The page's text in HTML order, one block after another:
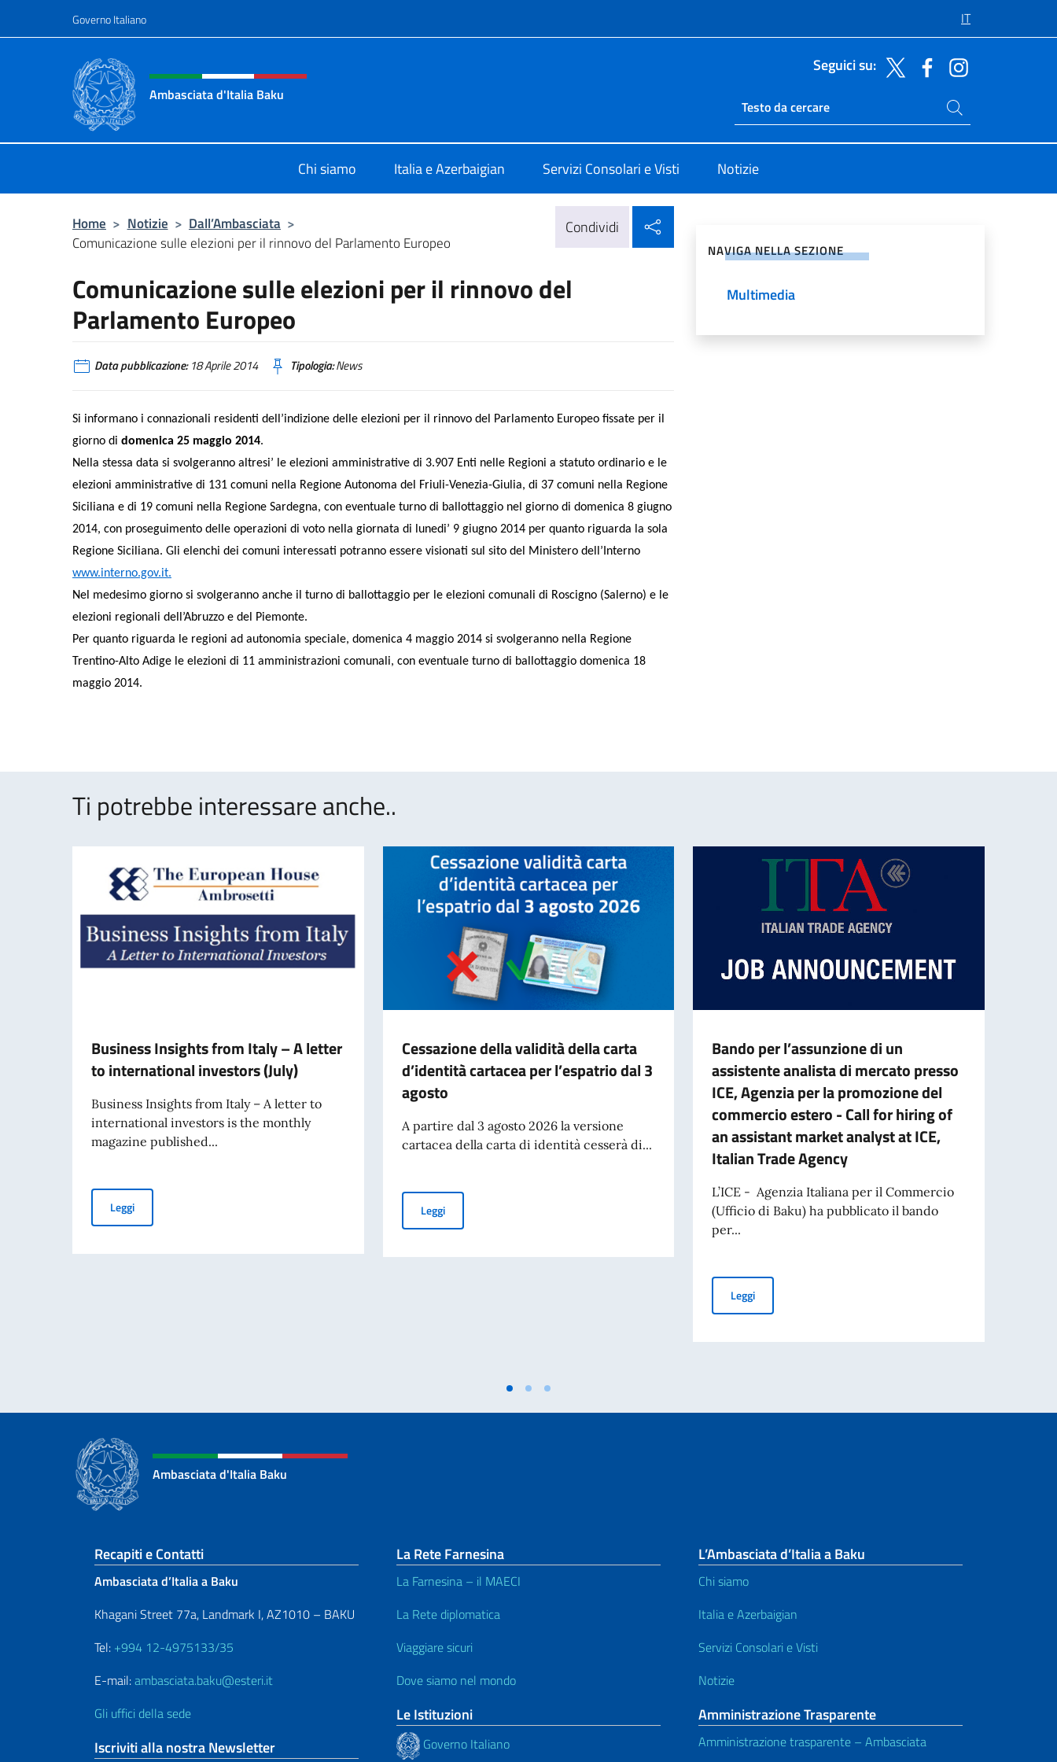
Governo Italiano IT
Intestazione sito, social e menù
Ambasciata d'Italia Baku
Seguici su:
Ricerca sito live
Cerca nel sito
Chi siamo Italia e Azerbaigian Servizi Consolari e Visti Notizie
Home > Notizie > Dall’Ambasciata >
Comunicazione sulle elezioni per il rinnovo del Parlamento Europeo
Condividi
Comunicazione sulle elezioni per il rinnovo del
Parlamento Europeo
Data pubblicazione:18 Aprile 2014 Tipologia:News
Si informano i connazionali residenti dell’indizione delle elezioni per il rinnovo del Parlamento Europeo fissate per il
giorno di domenica 25 maggio 2014.
Nella stessa data si svolgeranno altresi’ le elezioni amministrative di 3.907 Enti nelle Regioni a statuto ordinario e le
elezioni amministrative di 131 comuni nella Regione Autonoma del Friuli-Venezia-Giulia, di 37 comuni nella Regione
Siciliana e di 19 comuni nella Regione Sardegna, con eventuale turno di ballottaggio nel giorno di domenica 8 giugno
2014, con proseguimento delle operazioni di voto nella giornata di lunedi’ 9 giugno 2014 per quanto riguarda la sola
Regione Siciliana. Gli elenchi dei comuni interessati potranno essere visionati sul sito del Ministero dell’Interno
www.interno.gov.it.
Nel medesimo giorno si svolgeranno anche il turno di ballottaggio per le elezioni comunali di Roscigno (Salerno) e le
elezioni regionali dell’Abruzzo e del Piemonte.
Per quanto riguarda le regioni ad autonomia speciale, domenica 4 maggio 2014 si svolgeranno nella Regione
Trentino-Alto Adige le elezioni di 11 amministrazioni comunali, con eventuale turno di ballottaggio domenica 18
maggio 2014.
NAVIGA NELLA SEZIONE
Multimedia
Ti potrebbe interessare anche..
Business Insights from Italy – A letter
to international investors (July)
Business Insights from Italy – A letter to
international investors is the monthly
magazine published...
LeggiBusiness Insights from Italy – A letter to international investors (July)
Cessazione della validità della carta
d’identità cartacea per l’espatrio dal 3
agosto
A partire dal 3 agosto 2026 la versione
cartacea della carta di identità cesserà di...
LeggiCessazione della validità della carta d’identità cartacea per l’espatrio dal 3 agosto
Bando per l’assunzione di un
assistente analista di mercato presso
ICE, Agenzia per la promozione del
commercio estero - Call for hiring of
an assistant market analyst at ICE,
Italian Trade Agency
L’ICE - Agenzia Italiana per il Commercio
(Ufficio di Baku) ha pubblicato il bando
per...
LeggiBando per l’assunzione di un assistente analista di mercato
Ambasciata d'Italia Baku
Sezione footer
Recapiti e Contatti
Ambasciata d’Italia a Baku
Khagani Street 77a, Landmark I, AZ1010 – BAKU
Tel: +994 12-4975133/35
E-mail:ambasciata.baku@esteri.it
Gli uffici della sede
Iscriviti alla nostra Newsletter
La Rete Farnesina
La Farnesina – il MAECI
La Rete diplomatica
Viaggiare sicuri
Dove siamo nel mondo
Le Istituzioni
Governo Italiano
L’Ambasciata d’Italia a Baku
Chi siamo
Italia e Azerbaigian
Servizi Consolari e Visti
Notizie
Amministrazione Trasparente
Amministrazione trasparente – Ambasciata